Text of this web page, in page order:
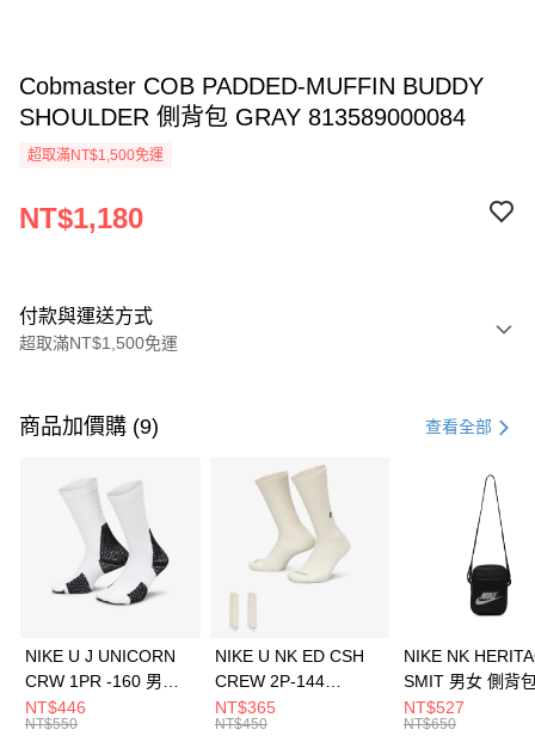
Cobmaster COB PADDED-MUFFIN BUDDY
SHOULDER 側背包 GRAY 813589000084
超取滿NT$1,500免運
NT$1,180
付款與運送方式
超取滿NT$1,500免運
信用卡一次付款
3 期 0 利率 每期 21家銀行
合作金庫商業銀行
第一商業銀行
華南商業銀行
彰化商業銀行
上海商業儲蓄銀行
元大商業銀行
Apple Pay
全盈+PAY
AFTEE先享後付
商品加價購 (9) 查看全部
NIKE U J UNICORN
CRW 1PR -160 男女
中統襪 FZ3393100
NT$446
NT$550
NIKE U NK ED CSH
CREW 2P-144
EMBRDY 男女 短統襪
FZ3073133
NT$365
NT$450
NIKE NK
SMIT 男女 側背
BA5871010
NT$527
NT$650